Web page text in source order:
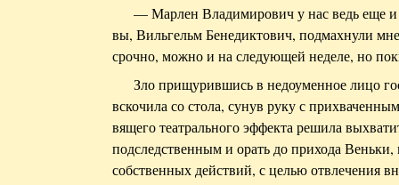
— Марлен Владимирович у нас ведь еще и
вы, Вильгельм Бенедиктович, подмахнули
срочно, можно и на следующей неделе, но
Зло прищурившись в недоуменное лицо
вскочила со стола, сунув руку с
вящего театрального эффекта решила
подследственным и орать до прихода Веньки,
собственных действий, с целью отвлечения